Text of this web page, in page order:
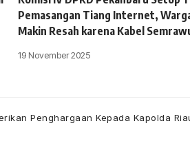
Pemasangan Tiang Internet,
Makin Resah karena Kabel
19 November 2025
Penghargaan Kepada Kapolda